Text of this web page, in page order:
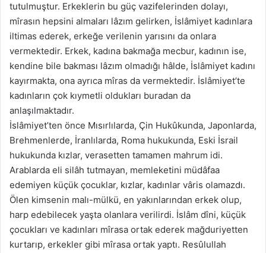
tutulmuştur. Erkeklerin bu güç vazifelerinden dolayı,
mîrasın hepsini almaları lâzım gelirken, İslâmiyet kadınlara
iltimas ederek, erkeğe verilenin yarısını da onlara
vermektedir. Erkek, kadına bakmağa mecbur, kadının ise,
kendine bile bakması lâzım olmadığı hâlde, İslâmiyet kadını
kayırmakta, ona ayrıca mîras da vermektedir. İslâmiyet’te
kadınların çok kıymetli oldukları buradan da
anlaşılmaktadır.
İslâmiyet’ten önce Mısırlılarda, Çin Hukûkunda, Japonlarda,
Brehmenlerde, İranlılarda, Roma hukukunda, Eski İsrail
hukukunda kızlar, verasetten tamamen mahrum idi.
Arablarda eli silâh tutmayan, memleketini müdâfaa
edemiyen küçük çocuklar, kızlar, kadınlar vâris olamazdı.
Ölen kimsenin malı-mülkü, en yakınlarından erkek olup,
harp edebilecek yaşta olanlara verilirdi. İslâm dîni, küçük
çocukları ve kadınları mîrasa ortak ederek mağduriyetten
kurtarıp, erkekler gibi mîrasa ortak yaptı. Resûlullah